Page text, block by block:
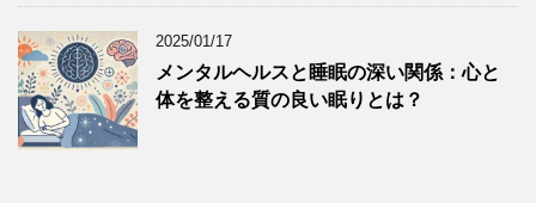
2025/01/17
メンタルヘルスと睡眠の深い関係：心と
体を整える質の良い眠りとは？